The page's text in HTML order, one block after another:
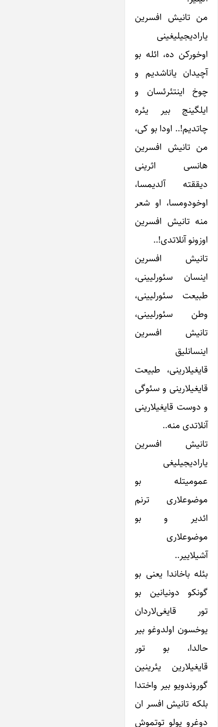
من تانیش افسرین
یارادیجیلیغینی
اوخورکن ده، ائله بو
آچیدان یاناشدیم و
چوخ اینتئرئسان و
ایلگینج بیر یئره
چاتدیم!.. اودا بو کی،
من تانیش افسرین
هانسی اثرینی
دیققته آلدیمسا،
اوخودومسا، او شعر
منه تانیش افسرین
اوزونو آنلاتدی!..
تانیش افسرین
اینسان سئورلیینی،
طبیعت سئورلیینی،
وطن سئورلیینی،
تانیش افسرین
اینسانلیق
قایغیلارینی، طبیعت
قایغیلارینی و سئوگی
و دوست قایغیلارینی
آنلاتدی منه..
تانیش افسرین
یارادیجیلیغی
عمومیتله بو
موضوعلاری ترنم
ائدیر و بو
موضوعلاری
آشیلاییر..
بئله باخاندا یعنی بو
گونکو دونیانین بو
تور قایغی‌لاردان
یوخسون اولدوغو بیر
حالدا، بو تور
قایغیلارین یئرینین
گوروندویو بیر واختدا
بلکه تانیش افسر ان
دوغرو یولو توتموش